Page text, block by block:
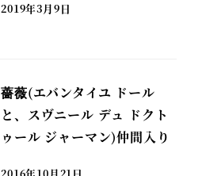
2019年3月9日
薔薇(エバンタイユ ドール
と、スヴニール デュ ドクト
ゥール ジャーマン)仲間入り
2016年10月21日